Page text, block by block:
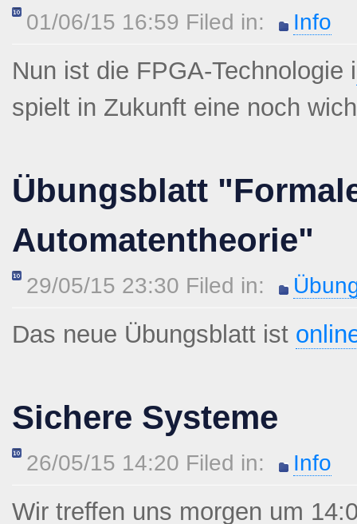
01/06/15 16:59 Filed in: Info
Nun ist die FPGA-Technologie i
spielt in Zukunft eine noch
Übungsblatt
Automatentheorie"
29/05/15 23:30 Filed in:
Das neue Übungsblatt ist
Sichere Systeme
26/05/15 14:20 Filed in: Info
Wir treffen uns morgen um